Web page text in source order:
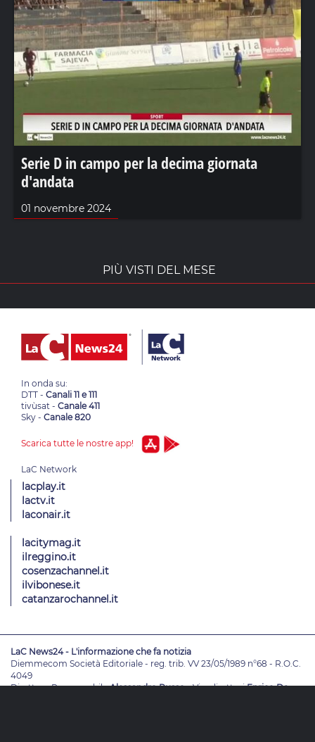
Serie D in campo per la decima giornata
d'andata
01 novembre 2024
PIÙ VISTI DEL MESE
In onda su:
DTT - Canali 11 e 111
tivùsat - Canale 411
Sky - Canale 820
Scarica tutte le nostre app!
lacplay.it
lactv.it
laconair.it
lacitymag.it
ilreggino.it
cosenzachannel.it
ilvibonese.it
catanzarochannel.it
LaC News24 - L'informazione che fa notizia
Diemmecom Società Editoriale - reg. trib. VV 23/05/1989 n°68 - R.O.C.
4049
Direttore ResponsabileAlessandro Russo- VicedirettoriEnrico De